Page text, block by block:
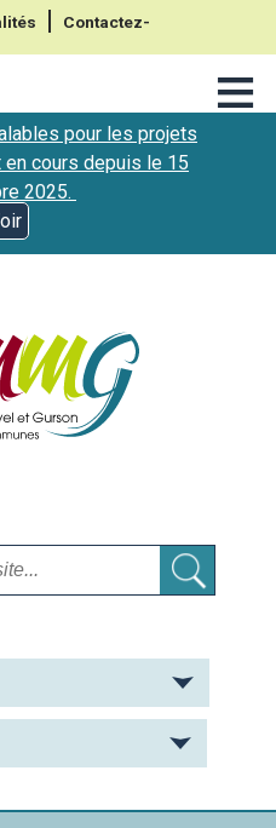
Contactez-
≡
pour les projets
cours depuis le 15
2025.